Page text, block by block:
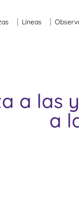
Líneas
a las
a